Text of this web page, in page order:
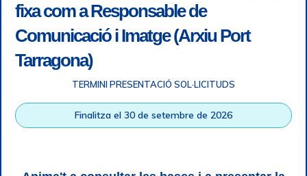
fixa com a Responsable de
Comunicació i Imatge (Arxiu Port
Tarragona)
TERMINI PRESENTACIÓ SOL·LICITUDS
Finalitza el 30 de setembre de 2026